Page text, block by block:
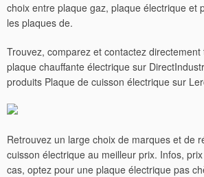
choix entre plaque gaz, plaque électrique et
les plaques de.
Trouvez, comparez et contactez
plaque chauffante électrique sur
produits Plaque de cuisson électrique sur
Retrouvez un large choix de marques et de
cuisson électrique au meilleur prix. Infos,
cas, optez pour une plaque électrique pas